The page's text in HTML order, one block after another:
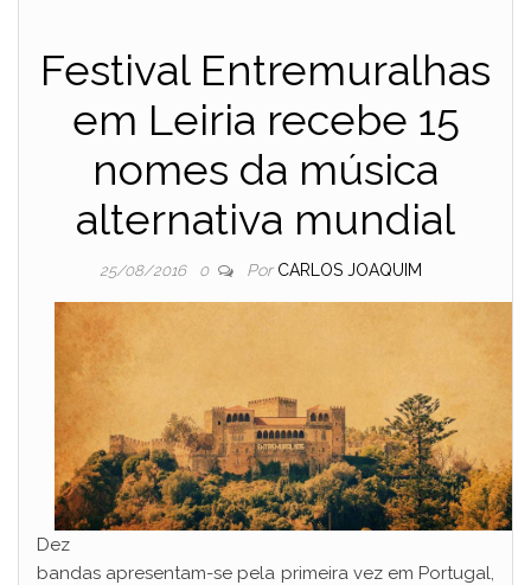
Festival Entremuralhas
em Leiria recebe 15
nomes da música
alternativa mundial
25/08/2016 0 Por CARLOS JOAQUIM
Dez
bandas apresentam-se pela primeira vez em Portugal,